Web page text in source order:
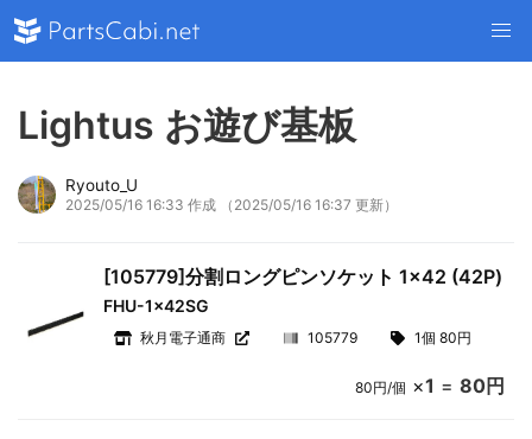
Lightus お遊び基板
Ryouto_U
2025/05/16 16:33 作成 （2025/05/16 16:37 更新）
[105779]分割ロングピンソケット 1×42 (42P)
FHU-1x42SG
秋月電子通商 105779 1個 80円
80円/個 ×1 = 80円